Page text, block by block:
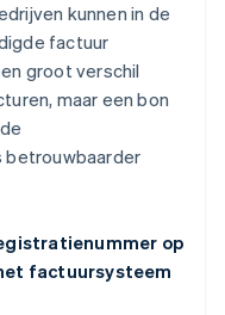
kunnen in de
factuur
groot verschil
maar een bon
betrouwbaarder
op
factuursysteem